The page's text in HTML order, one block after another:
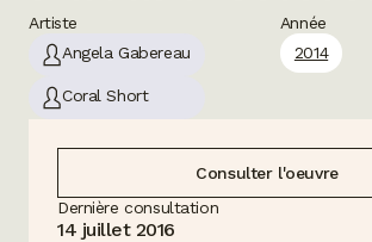
Artiste
Angela Gabereau
Coral Short
Année
2014
Consulter l'oeuvre
Dernière consultation
14 juillet 2016